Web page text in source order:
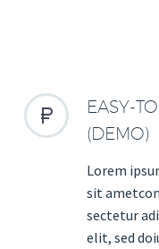


EASY-
(DEMO)
Lorem
sit ametcon
sectetur
elit, sed